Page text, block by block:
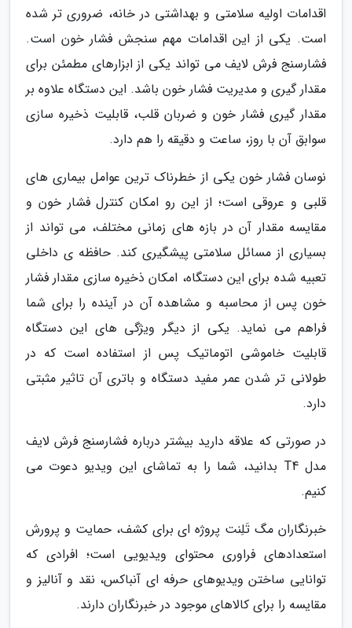
اقدامات اولیه سلامتی و بهداشتی در خانه، ضروری تر شده
است. یکی از این اقدامات مهم سنجش فشار خون است.
فشارسنج فرش لایف می تواند یکی از ابزارهای مطمئن برای
مقدار گیری و مدیریت فشار خون باشد. این دستگاه علاوه بر
مقدار گیری فشار خون و ضربان قلب، قابلیت ذخیره سازی
سوابق آن با روز، ساعت و دقیقه را هم دارد.
نوسان فشار خون یکی از خطرناک ترین عوامل بیماری های
قلبی و عروقی است؛ از این رو امکان کنترل فشار خون و
مقایسه مقدار آن در بازه های زمانی مختلف، می تواند از
بسیاری از مسائل سلامتی پیشگیری کند. حافظه ی داخلی
تعبیه شده برای این دستگاه، امکان ذخیره سازی مقدار فشار
خون پس از محاسبه و مشاهده آن در آینده را برای شما
فراهم می نماید. یکی از دیگر ویژگی های این دستگاه
قابلیت خاموشی اتوماتیک پس از استفاده است که در
طولانی تر شدن عمر مفید دستگاه و باتری آن تاثیر مثبتی
دارد.
در صورتی که علاقه دارید بیشتر درباره فشارسنج فرش لایف
مدل T4 بدانید، شما را به تماشای این ویدیو دعوت می
کنیم.
خبرنگاران مگ تَلِنت پروژه ای برای کشف، حمایت و پرورش
استعدادهای فراوری محتوای ویدیویی است؛ افرادی که
توانایی ساختن ویدیوهای حرفه ای آنباکس، نقد و آنالیز و
مقایسه را برای کالاهای موجود در خبرنگاران دارند.